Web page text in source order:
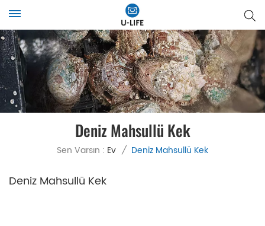
Deniz Mahsullü Kek
Sen Varsın : Ev / Deniz Mahsullü Kek
Deniz Mahsullü Kek